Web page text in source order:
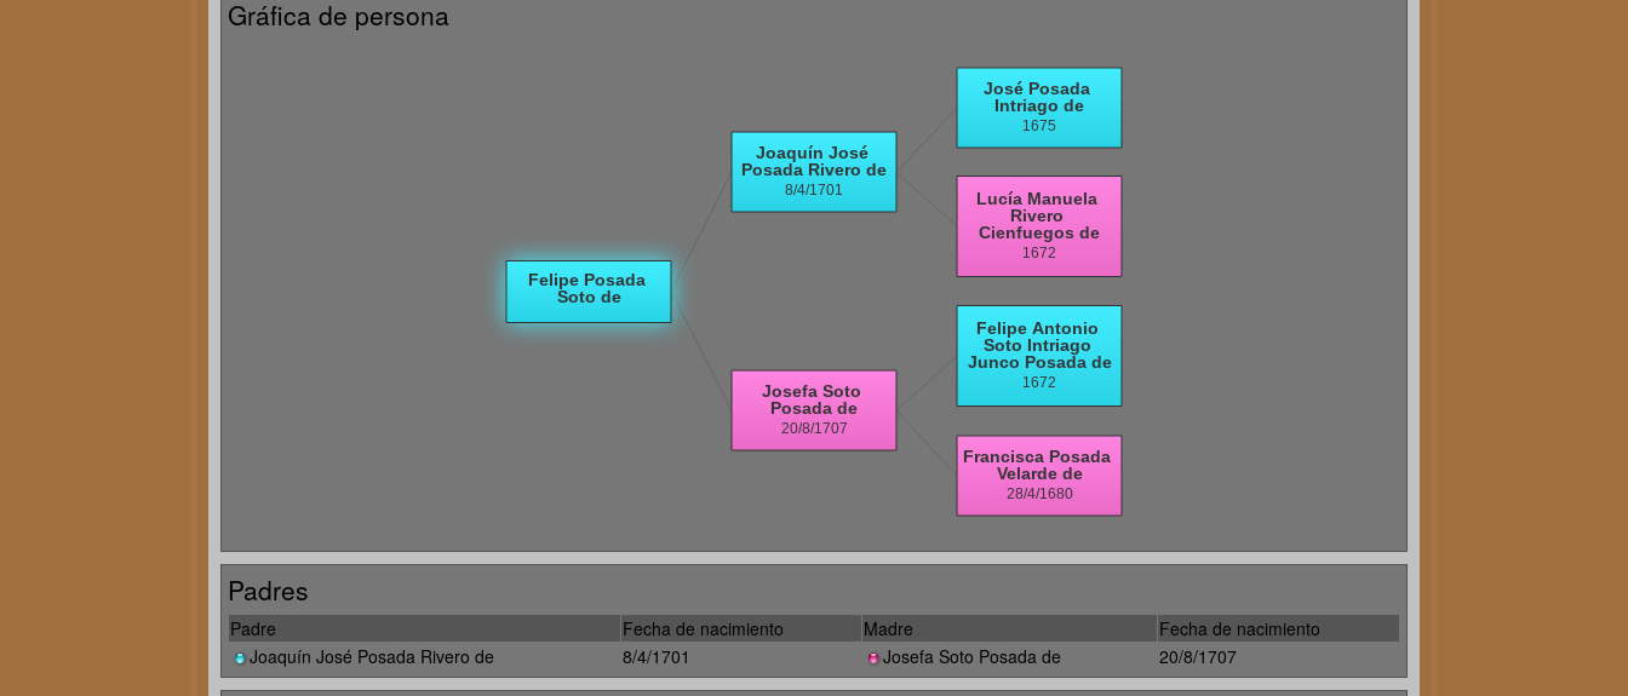
Gráfica de persona
Padres
Padre Fecha de nacimiento Madre
Fecha de nacimiento
Joaquín José Posada Rivero de
8/4/1701 Josefa Soto Posada de 20/8/1707